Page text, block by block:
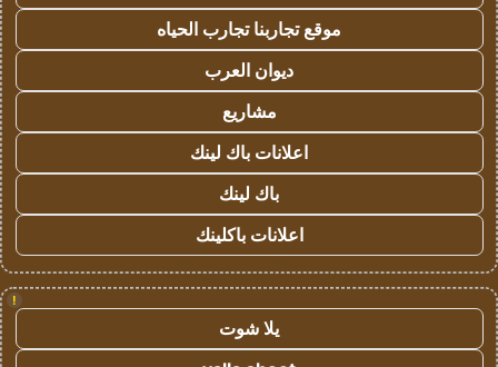
موقع تجاربنا تجارب الحياه
ديوان العرب
مشاريع
اعلانات باك لينك
باك لينك
اعلانات باكلينك
!
يلا شوت